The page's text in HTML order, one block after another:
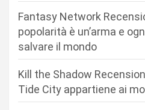
Fantasy Network
popolarità è un’arma e
salvare il mondo
Kill the Shadow
Tide City appartiene ai